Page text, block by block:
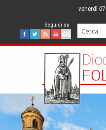
content
venerdì
Facebook
Twitter
FeedYoutube
Mail